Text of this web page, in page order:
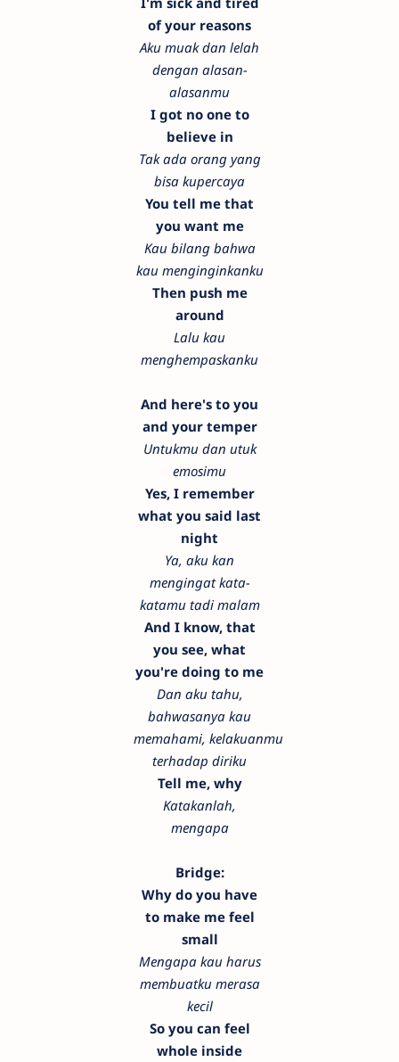
of your reasons
Aku muak dan lelah
dengan alasan-
alasanmu
I got no one to
believe in
Tak ada orang yang
bisa kupercaya
You tell me that
you want me
Kau bilang bahwa
kau menginginkanku
Then push me
around
Lalu kau
menghempaskanku
And here's to you
and your temper
Untukmu dan utuk
emosimu
Yes, I remember
what you said last
night
Ya, aku kan
mengingat kata-
katamu tadi malam
And I know, that
you see, what
you're doing to me
Dan aku tahu,
bahwasanya kau
memahami, kelakuanmu
terhadap diriku
Tell me, why
Katakanlah,
mengapa
Bridge:
Why do you have
to make me feel
small
Mengapa kau harus
membuatku merasa
kecil
So you can feel
whole inside